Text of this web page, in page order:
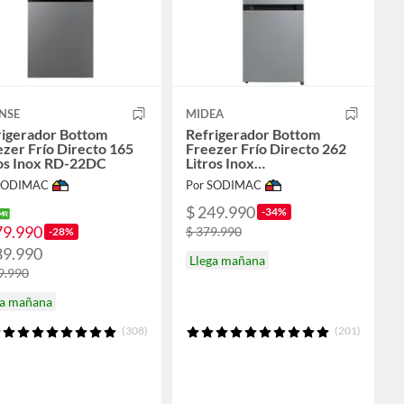
Bottom
Frío Directo 165
Inox RD-22DC
-28%
mañana
(308)
MIDEA
Refrigerador Bottom
Freezer Frío Directo 262
Litros Inox
MDRB369FGE50
Por SODIMAC
$ 249.990 -34%
$ 379.990
Llega mañana
(201)